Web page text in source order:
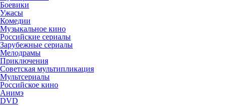
Боевики
Ужасы
Комедии
Музыкальное кино
Российские сериалы
Зарубежные сериалы
Мелодрамы
Приключения
Советская мультипликация
Мультсериалы
Российское кино
Анимэ
DVD